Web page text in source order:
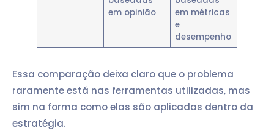
em opinião
em métricas
e
desempenho
Essa comparação deixa claro que o problema
raramente está nas ferramentas utilizadas, mas
sim na forma como elas são aplicadas dentro da
estratégia.